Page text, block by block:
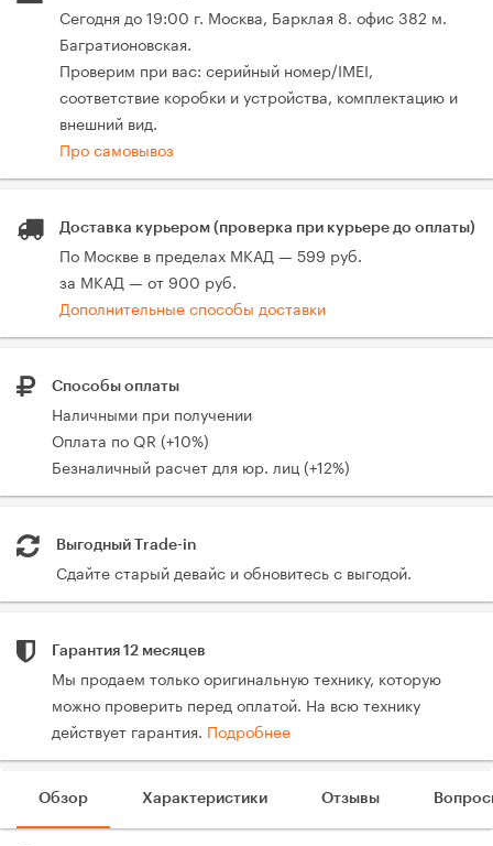
Сегодня до 19:00 г. Москва, Барклая 8. офис 382 м.
Багратионовская.
Проверим при вас: серийный номер/IMEI,
соответствие коробки и устройства, комплектацию и
внешний вид.
Про самовывоз
Доставка курьером (проверка при курьере до оплаты)
По Москве в пределах МКАД — 599 руб.
за МКАД — от 900 руб.
Дополнительные способы доставки
Способы оплаты
Наличными при получении
Оплата по QR (+10%)
Безналичный расчет для юр. лиц (+12%)
Выгодный Trade-in
Сдайте старый девайс и обновитесь с выгодой.
Гарантия 12 месяцев
Мы продаем только оригинальную технику, которую
можно проверить перед оплатой. На всю технику
действует гарантия. Подробнее
Обзор Характеристики Отзывы